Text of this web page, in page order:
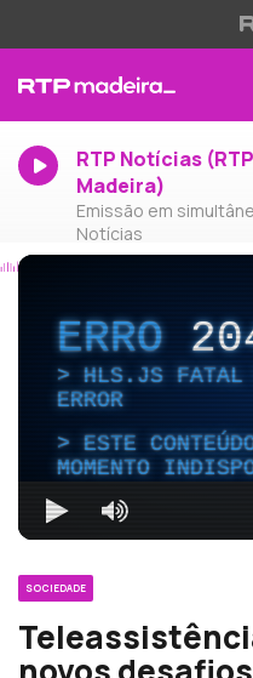
RTP Notícias (RTP
Madeira)
Emissão em
Notícias
ERRO
HLS.JS FATAL
ERROR
ESTE
MOMENTO
SOCIEDADE